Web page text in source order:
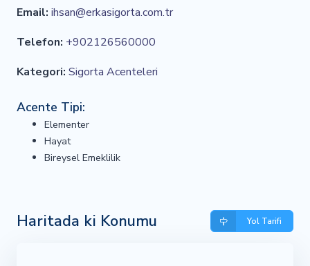
Email: ihsan@erkasigorta.com.tr
Telefon: +902126560000
Kategori: Sigorta Acenteleri
Acente Tipi:
Elementer
Hayat
Bireysel Emeklilik
Haritada ki Konumu Yol Tarifi